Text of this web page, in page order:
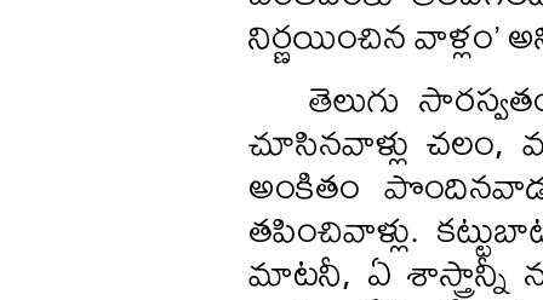
నిర్ణయించిన వాళ్లం’
తెలుగు
చూసినవాళ్లు చలం,
అంకితం
తపించివాళ్లు.
మాటనీ, ఏ శాస్త్రాన్నీ